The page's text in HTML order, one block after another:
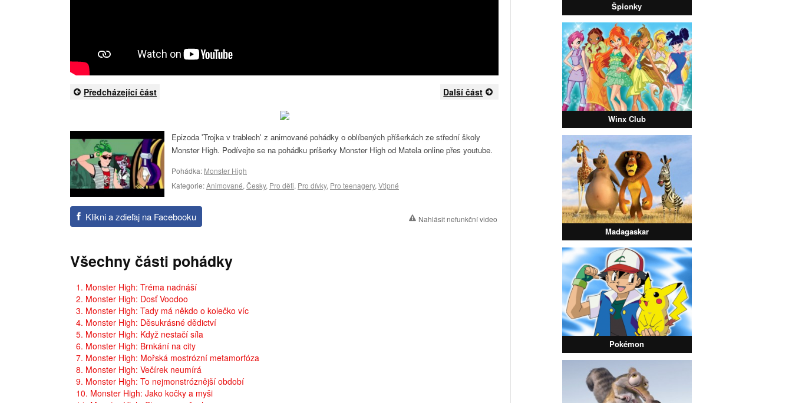
Předcházející část Další část
Epizoda 'Trojka v trablech' z animované pohádky o oblíbených příšerkách ze střední školy
Monster High. Podívejte se na pohádku príšerky Monster High od Matela online přes youtube.
Pohádka: Monster High
Kategorie:Animované, Česky, Pro děti, Pro dívky, Pro teenagery, Vtipné
Klikni a zdieľaj na Facebooku Nahlásit nefunkční video
Všechny části pohádky
1. Monster High: Tréma nadnáší
2. Monster High: Dosť Voodoo
3. Monster High: Tady má někdo o kolečko víc
4. Monster High: Děsukrásné dědictví
5. Monster High: Když nestačí síla
6. Monster High: Brnkání na city
7. Monster High: Mořská mostrózní metamorfóza
8. Monster High: Večírek neumírá
9. Monster High: To nejmonstróznější období
10. Monster High: Jako kočky a myši
Špionky
Winx Club
Madagaskar
Pokémon